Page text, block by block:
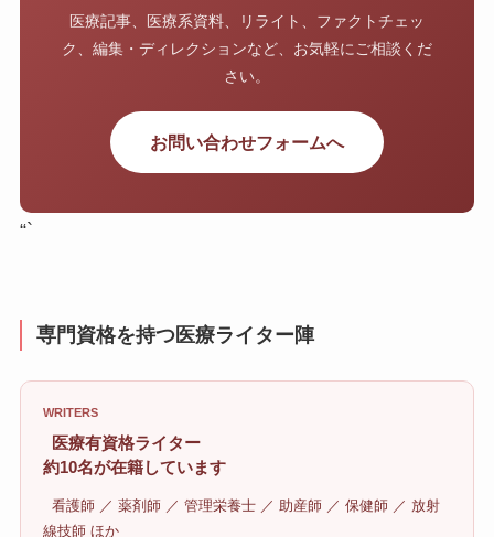
医療記事、医療系資料、リライト、ファクトチェッ
ク、編集・ディレクションなど、お気軽にご相談くだ
さい。
お問い合わせフォームへ
“`
専門資格を持つ医療ライター陣
WRITERS
医療有資格ライター
約10名が在籍しています
看護師 ／ 薬剤師 ／ 管理栄養士 ／ 助産師 ／ 保健師 ／ 放射
線技師 ほか